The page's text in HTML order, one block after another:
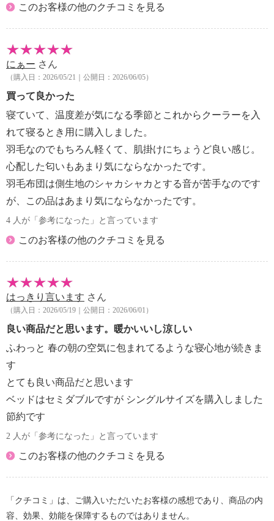
このお客様の他のクチコミを見る
にぁー さん
（購入日：2026/05/21｜公開日：2026/06/05）
買って良かった
寝ていて、温度差が気になる季節とこれからクーラーを入
れて寝るとき用に購入しました。
羽毛なのでもちろん軽くて、肌掛けにちょうど良い感じ。
心配した匂いもあまり気にならなかったです。
羽毛布団は側生地のシャカシャカとする音が苦手なのです
が、この品はあまり気にならなかったです。
4 人が「参考になった」と言っています
このお客様の他のクチコミを見る
はっきり言います さん
（購入日：2026/05/19｜公開日：2026/06/01）
良い商品だと思います。暖かいいし涼しい
ふわっと 春の朝の空気に包まれてるような寝心地が続きま
す
とても良い商品だと思います
ベッドはセミダブルですが シングルサイズを購入しました
節約です
2 人が「参考になった」と言っています
このお客様の他のクチコミを見る
「クチコミ」は、ご購入いただいたお客様の感想であり、商品の内
容、効果、効能を保障するものではありません。